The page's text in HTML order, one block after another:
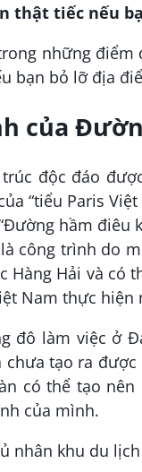
thật tiếc nếu
những
bạn bỏ lỡ địa
của
độc đáo
“tiểu Paris Việt
hầm điêu
công trình do
Hàng Hải và có
Nam thực
đô làm việc ở
tạo ra
có thể tạo
của mình.
nhân khu du